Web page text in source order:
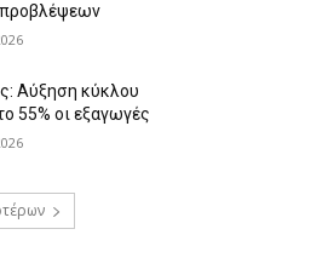
Αύξηση κύκλου
55% οι εξαγωγές